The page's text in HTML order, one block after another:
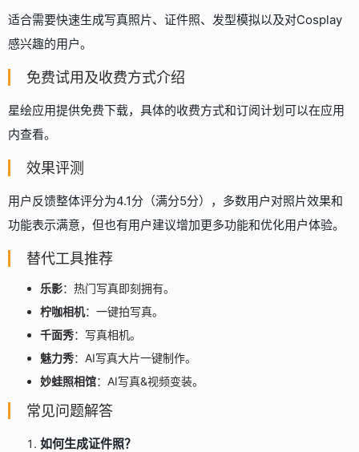
适合需要快速生成写真照片、证件照、发型模拟以及对Cosplay
感兴趣的用户。
免费试用及收费方式介绍
星绘应用提供免费下载，具体的收费方式和订阅计划可以在应用
内查看。
效果评测
用户反馈整体评分为4.1分（满分5分），多数用户对照片效果和
功能表示满意，但也有用户建议增加更多功能和优化用户体验。
替代工具推荐
乐影：热门写真即刻拥有。
柠咖相机：一键拍写真。
千面秀：写真相机。
魅力秀：AI写真大片一键制作。
妙蛙照相馆：AI写真&视频变装。
常见问题解答
如何生成证件照？